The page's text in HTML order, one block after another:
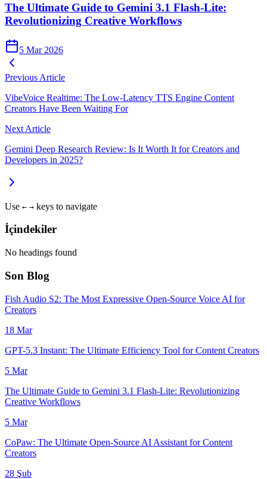
The Ultimate Guide to Gemini 3.1 Flash-Lite:
Revolutionizing Creative Workflows
5 Mar 2026
Previous Article
VibeVoice Realtime: The Low-Latency TTS Engine Content
Creators Have Been Waiting For
Next Article
Gemini Deep Research Review: Is It Worth It for Creators and
Developers in 2025?
Use ← → keys to navigate
İçindekiler
No headings found
Son Blog
Fish Audio S2: The Most Expressive Open-Source Voice AI for
Creators
18 Mar
GPT-5.3 Instant: The Ultimate Efficiency Tool for Content Creators
5 Mar
The Ultimate Guide to Gemini 3.1 Flash-Lite: Revolutionizing
Creative Workflows
5 Mar
CoPaw: The Ultimate Open-Source AI Assistant for Content
Creators
28 Şub